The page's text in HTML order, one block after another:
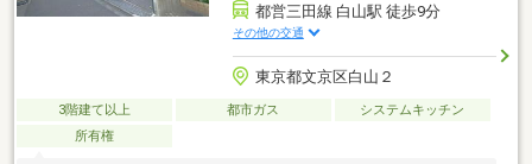
都営三田線 白山駅 徒歩9分
その他の交通
東京都文京区白山２
3階建て以上 都市ガス
システムキッチン
所有権